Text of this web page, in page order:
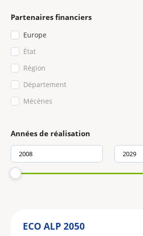
Partenaires financiers
Europe
État
Région
Département
Mécènes
Années de réalisation
ECO ALP 2050